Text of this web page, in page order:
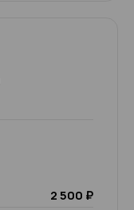
2 500 ₽